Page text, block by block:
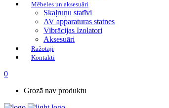
Mēbeles un aksesuāri
Skaļruņu statīvi
AV apparaturas statnes
Vibrācijas Izolatori
Aksesuāri
Ražotāji
Kontakti
0
Grozā nav produktu